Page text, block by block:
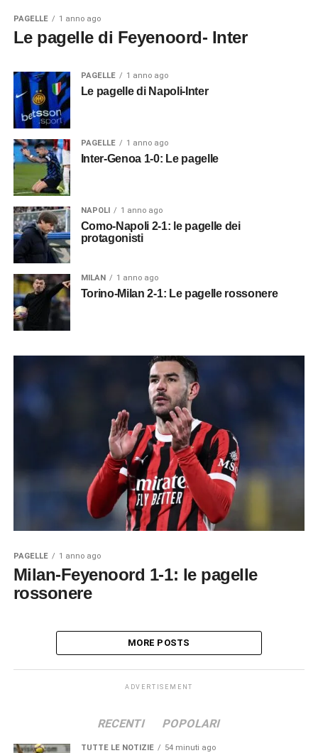
PAGELLE 1 anno ago
Le pagelle di Feyenoord- Inter
PAGELLE 1 anno ago
Le pagelle di Napoli-Inter
PAGELLE 1 anno ago
Inter-Genoa 1-0: Le pagelle
NAPOLI 1 anno ago
Como-Napoli 2-1: le pagelle dei
protagonisti
MILAN 1 anno ago
Torino-Milan 2-1: Le pagelle rossonere
PAGELLE 1 anno ago
Milan-Feyenoord 1-1: le pagelle
rossonere
MORE POSTS
ADVERTISEMENT
RECENTI POPOLARI
TUTTE LE NOTIZIE 54 minuti ago